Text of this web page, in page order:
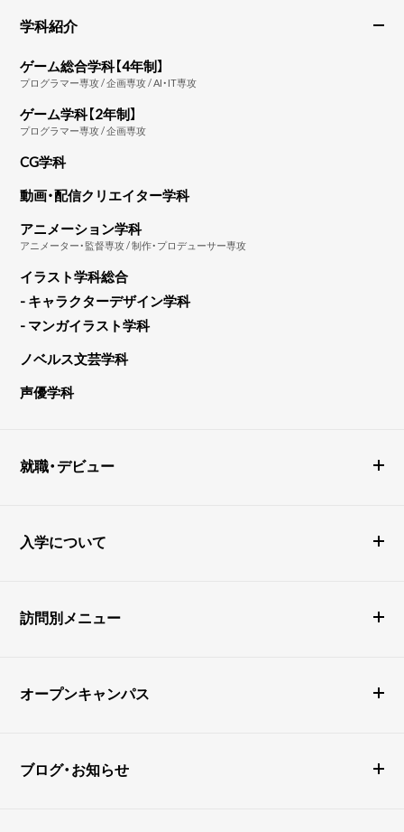
学科紹介
ゲーム総合学科【4年制】
プログラマー専攻 / 企画専攻 / AI・IT専攻
ゲーム学科【2年制】
プログラマー専攻 / 企画専攻
CG学科
動画・配信クリエイター学科
アニメーション学科
アニメーター・監督専攻 / 制作・プロデューサー専攻
イラスト学科総合
- キャラクターデザイン学科
- マンガイラスト学科
ノベルス文芸学科
声優学科
就職・デビュー
入学について
訪問別メニュー
オープンキャンパス
ブログ・お知らせ